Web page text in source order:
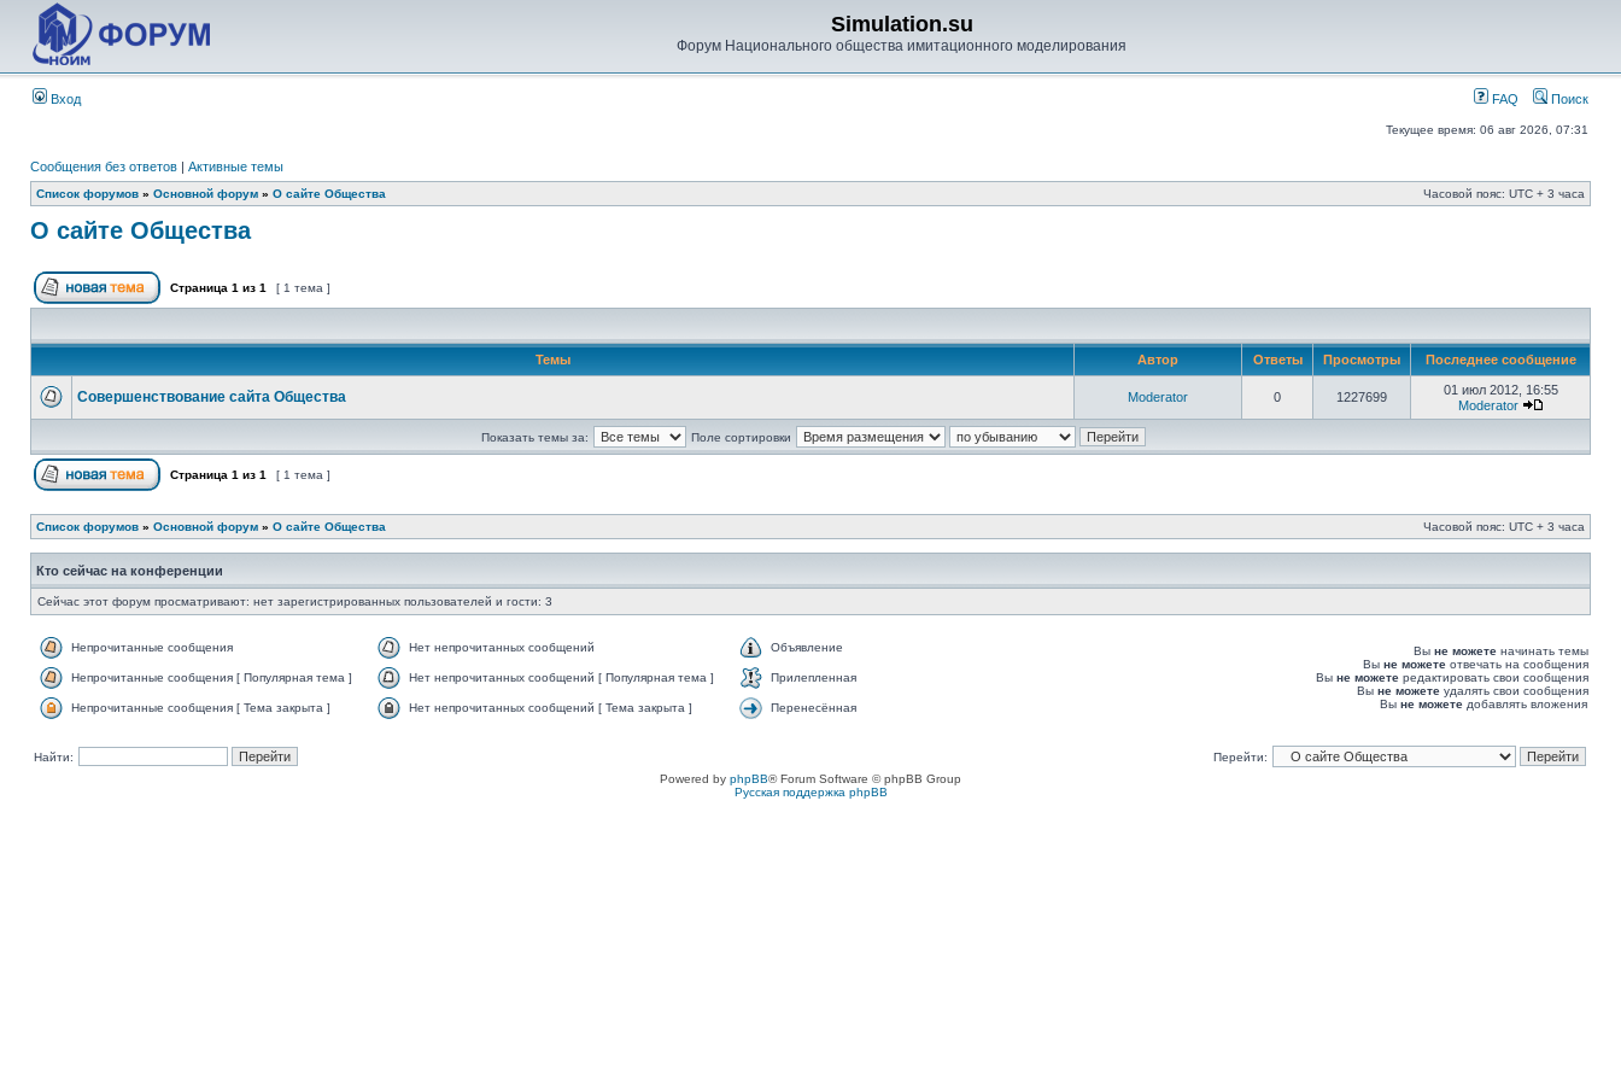
Simulation.su
Форум Национального общества имитационного моделирования
Вход FAQ Поиск
Текущее время: 06 авг 2026, 07:31
Сообщения без ответов | Активные темы
Список форумов » Основной форум » О сайте Общества Часовой пояс: UTC + 3 часа
О сайте Общества
Страница 1 из 1 [ 1 тема ]
Темы Автор Ответы Просмотры Последнее сообщение
Совершенствование сайта Общества Moderator 0 1227699
01 июл 2012, 16:55
Moderator
Показать темы за: Поле сортировки
Страница 1 из 1 [ 1 тема ]
Список форумов » Основной форум » О сайте Общества Часовой пояс: UTC + 3 часа
Кто сейчас на конференции
Сейчас этот форум просматривают: нет зарегистрированных пользователей и гости: 3
Непрочитанные сообщения Нет непрочитанных сообщений Объявление
Непрочитанные сообщения [ Популярная тема ] Нет непрочитанных сообщений [ Популярная тема ] Прилепленная
Непрочитанные сообщения [ Тема закрыта ] Нет непрочитанных сообщений [ Тема закрыта ] Перенесённая
Вы не можете начинать темы
Вы не можете отвечать на сообщения
Вы не можете редактировать свои сообщения
Вы не можете удалять свои сообщения
Вы не можете добавлять вложения
Найти:
Перейти:
Powered by phpBB® Forum Software © phpBB Group
Русская поддержка phpBB